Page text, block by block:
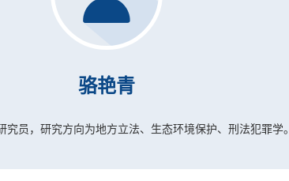
骆艳青
究员，研究方向为地方立法、生态环境保护、刑法犯罪学。